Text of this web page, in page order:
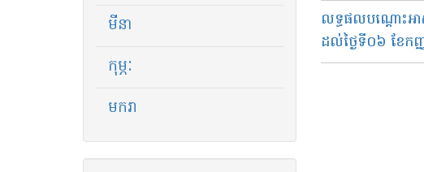
មីនា
កុម្ភៈ
មករា
លទ្ធផល​បណ្ដោះអាស
ដល់​ថ្ងៃទី​​០៦ ខែ​ក